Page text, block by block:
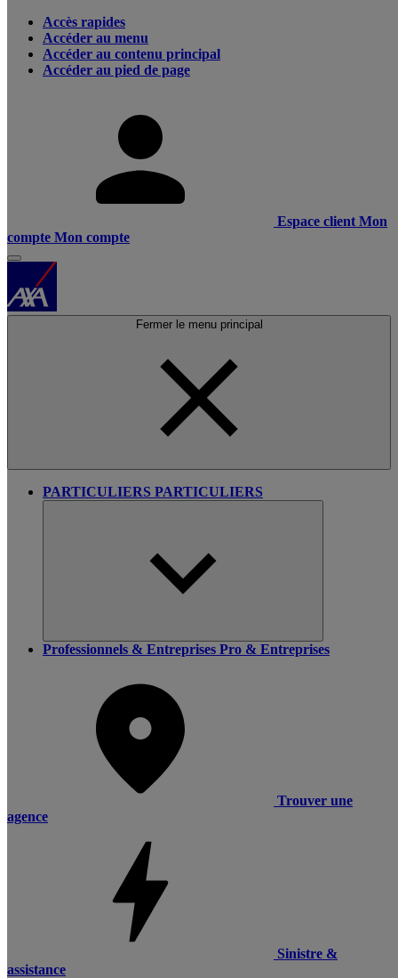
Accès rapides
Accéder au menu
Accéder au contenu principal
Accéder au pied de page
Espace client Mon
compte Mon compte
Fermer le menu principal
PARTICULIERS PARTICULIERS
Professionnels & Entreprises Pro & Entreprises
Trouver une
agence
Sinistre &
assistance